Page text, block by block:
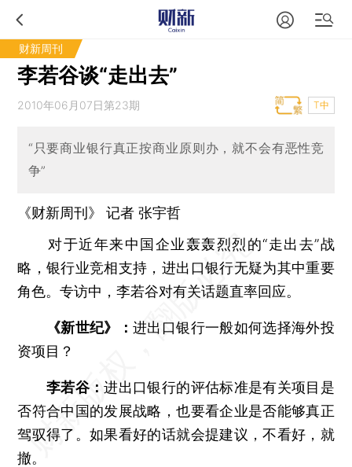
财新周刊
李若谷谈“走出去”
2010年06月07日第23期 T中
“只要商业银行真正按商业原则办，就不会有恶性竞
争”
《财新周刊》 记者张宇哲
对于近年来中国企业轰轰烈烈的“走出去”战
略，银行业竞相支持，进出口银行无疑为其中重要
角色。专访中，李若谷对有关话题直率回应。
《新世纪》：进出口银行一般如何选择海外投
资项目？
李若谷：进出口银行的评估标准是有关项目是
否符合中国的发展战略，也要看企业是否能够真正
驾驭得了。如果看好的话就会提建议，不看好，就
撤。